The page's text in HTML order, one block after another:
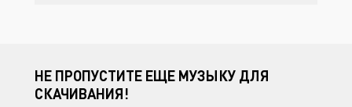
НЕ ПРОПУСТИТЕ ЕЩЕ МУЗЫКУ ДЛЯ
СКАЧИВАНИЯ!